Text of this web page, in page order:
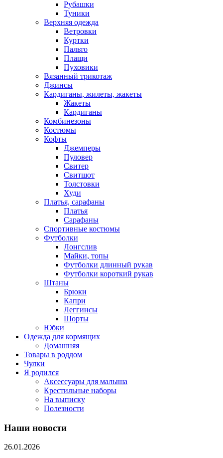
Рубашки
Туники
Верхняя одежда
Ветровки
Куртки
Пальто
Плащи
Пуховики
Вязанный трикотаж
Джинсы
Кардиганы, жилеты, жакеты
Жакеты
Кардиганы
Комбинезоны
Костюмы
Кофты
Джемперы
Пуловер
Свитер
Свитшот
Толстовки
Худи
Платья, сарафаны
Платья
Сарафаны
Спортивные костюмы
Футболки
Лонгслив
Майки, топы
Футболки длинный рукав
Футболки короткий рукав
Штаны
Брюки
Капри
Леггинсы
Шорты
Юбки
Одежда для кормящих
Домашняя
Товары в роддом
Чулки
Я родился
Аксессуары для малыша
Крестильные наборы
На выписку
Полезности
Наши новости
26.01.2026